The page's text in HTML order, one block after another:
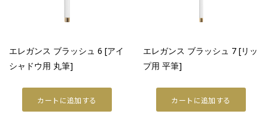
エレガンス ブラッシュ 6 [アイ
シャドウ用 丸筆]
カートに追加する
エレガンス ブラッシュ 7 [リッ
プ用 平筆]
カートに追加する